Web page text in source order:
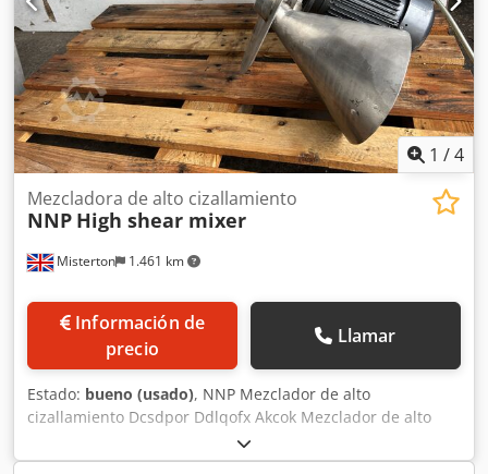
1 /4
Misterton 1.461 km
Mezcladora de alto cizallamiento
NNP High shear mixer
Información de
precio
Llamar
Estado: bueno (usado), NNP Mezclador de alto
cizallamiento Dcsdpor Ddlqofx Akcok Mezclador de alto
cizallamiento inoxidable, se asienta sobre un recipiente
con tolva para añadir producto, longitud del eje 600mm,